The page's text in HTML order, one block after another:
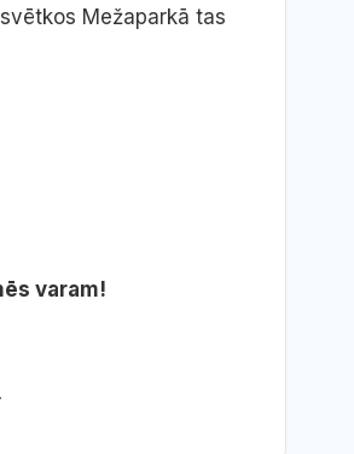
Mežaparkā tas
varam!